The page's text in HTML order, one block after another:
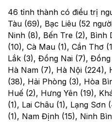
46 tỉnh thành có điều trị
Tàu (69), Bạc Liêu (52
Ninh (8), Bến Tre (2), Bình
(10), Cà Mau (1), Cần Thơ
Lắk (3), Đồng Nai (7),
Hà Nam (7), Hà Nội (224),
(38), Hải Phòng (3), Hòa
Huế (2), Hưng Yên (19),
(1), Lai Châu (1), Lạng Sơn
(1), Nam Định (15), Ninh